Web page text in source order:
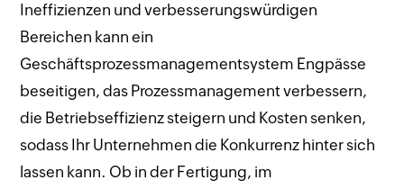
Ineffizienzen und verbesserungswürdigen
Bereichen kann ein
Geschäftsprozessmanagementsystem Engpässe
beseitigen, das Prozessmanagement verbessern,
die Betriebseffizienz steigern und Kosten senken,
sodass Ihr Unternehmen die Konkurrenz hinter sich
lassen kann. Ob in der Fertigung, im